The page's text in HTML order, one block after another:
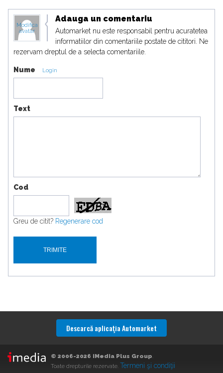
Modifica
avatar
Adauga un comentariu
Automarket nu este responsabil pentru acuratetea
informatiilor din comentariile postate de cititori. Ne
rezervam dreptul de a selecta comentariile.
Nume Login
Text
Cod
Greu de citit? Regenerare cod
Descarcă aplicaţia Automarket
© 2006-2026 iMedia Plus Group.
Toate drepturile rezervate. Termeni şi condiţii